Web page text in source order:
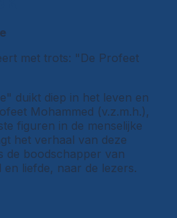
met trots: "De Profeet
duikt diep in het leven en
Mohammed (v.z.m.h.),
figuren in de menselijke
het verhaal van deze
de boodschapper van
liefde, naar de lezers.